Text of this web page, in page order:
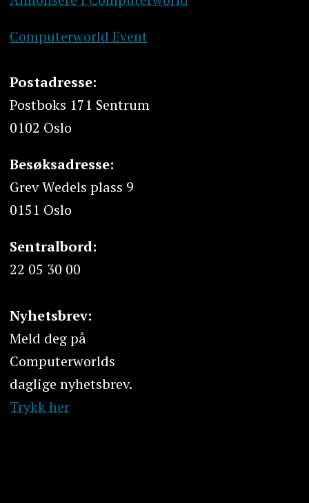
Computerworld Event
Postadresse:
Postboks 171 Sentrum
0102 Oslo
Besøksadresse:
Grev Wedels plass 9
0151 Oslo
Sentralbord:
22 05 30 00
Nyhetsbrev:
Meld deg på
Computerworlds
daglige nyhetsbrev.
Trykk her